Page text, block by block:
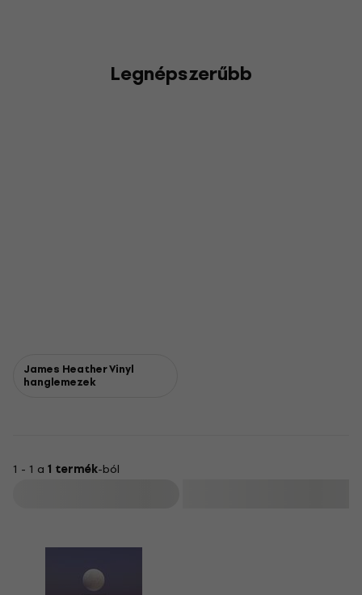
Legnépszerűbb
James Heather Vinyl
hanglemezek
1 - 1 a 1 termék-ból